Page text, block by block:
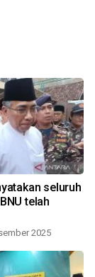
seluruh
telah
2025